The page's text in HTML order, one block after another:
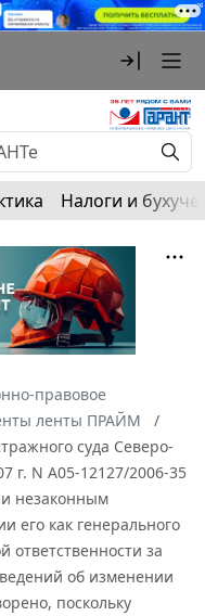
Налоги и
правовое
ленты ПРАЙМ
суда Северо-
г. N А05-12127/2006-35
незаконным
его как генерального
ответственности за
об изменении
поскольку